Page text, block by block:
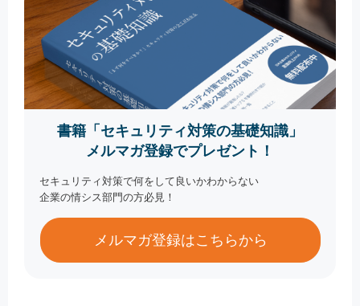
書籍「セキュリティ対策の基礎知識」
メルマガ登録でプレゼント！
セキュリティ対策で何をして良いかわからない
企業の情シス部門の方必見！
メルマガ登録はこちらから